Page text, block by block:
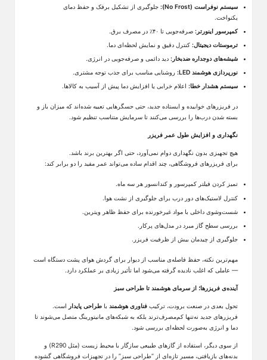
سیستم نوفراست (No Frost)
: جلوگیری از تشکیل برفک و حفظ دمای
یکنواخت.
کمپرسور اینورتر: صرفه‌جویی تا ۴۰٪ در مصرف برق.
ترموستات دیجیتال: کنترل دقیق و نمایش لحظه‌ای دما.
شیشه‌های دوجداره ضدبخار: دید دائمی و صرفه‌جویی در انرژی.
نورپردازی هوشمند
: روشنایی مناسب برای جذب توجه مشتری.
سیستم هشدار خطا: اعلام خرابی یا افزایش دما پیش از آسیب به کالاها.
در فریزرهای خوابیده و ایستاده جدید، حتی حسگرهایی تعبیه شده‌اند که میزان باز و
بسته شدن درب‌ها را بررسی می‌کنند تا سرمایش متناسب تنظیم شود.
نگهداری و افزایش طول عمر فریزر
هیچ تجهیزی بدون نگهداری دوام نمی‌آورد، حتی اگر بهترین برند باشد.
برای فریزرهای فروشگاهی، چند اقدام ساده می‌تواند عمر مفید را دو برابر کند:
تمیز کردن فیلتر کمپرسور و کندانسور هر سه ماه.
کنترل لاستیک‌های دور درب برای جلوگیری از نشت هوا.
شست‌وشوی داخلی با مواد غیرخورنده برای حفظ ظاهر ویترین.
بررسی سطح گاز مبرد در مدل‌های پرکار.
جلوگیری از چیدمان بیش از ظرفیت فریزر.
مهم‌ترین نکته، حفظ فاصله‌ی مناسب از دیوار برای گردش هوای پشت دستگاه است
— عاملی که اغلب نادیده گرفته می‌شود اما تأثیر زیادی بر عملکرد دارد .
آینده‌ی فریزرها؛ از سرمای هوشمند تا طراحی سبز
تحول بعدی در صنعت برودت، ترکیب فناوری هوشمند با طراحی پایدار است.
فریزرهای جدید نه‌تنها کم‌مصرف‌ترند بلکه به شبکه‌های مانیتورینگ متصل می‌شوند تا
دما و انرژی به‌صورت لحظه‌ای بررسی شود .
از سوی دیگر، استفاده از گازهای طبیعی سازگار با محیط زیست (مثل ) و
بدنه‌های بازیافتی، مسیر تازه‌ای از “طراحی سبز” را در تجهیزات فروشگاهی گشوده